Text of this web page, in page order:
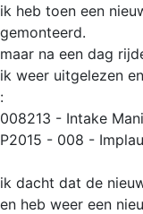
ik heb toen een
gemonteerd.
maar na een dag
ik weer uitgelezen
:
008213 - Intake
P2015 - 008 -
ik dacht dat de
en heb weer een